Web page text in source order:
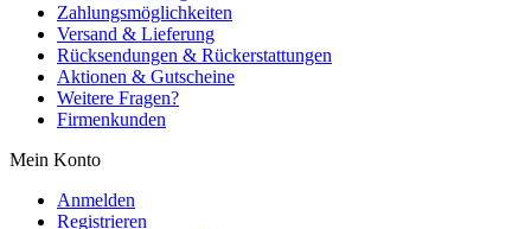
Zahlungsmöglichkeiten
Versand & Lieferung
Rücksendungen & Rückerstattungen
Aktionen & Gutscheine
Weitere Fragen?
Firmenkunden
Mein Konto
Anmelden
Registrieren